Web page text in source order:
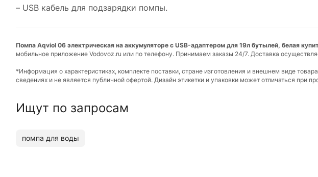
– USB кабель для подзарядки помпы.
Помпа Aqviol 06 электрическая на аккумуляторе с USB-адаптером для 19л бутылей, белая
мобильное приложение Vodovoz.ru или по телефону. Принимаем заказы 24/7. Доставка
*Информация о характеристиках, комплекте поставки, стране изготовления и внешнем виде
сведениях и не является публичной офертой. Дизайн этикетки и упаковки может отличаться при
Ищут по запросам
помпа для воды